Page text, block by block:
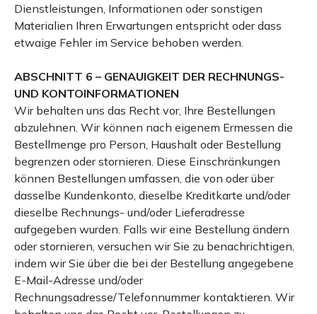
Dienstleistungen, Informationen oder sonstigen
Materialien Ihren Erwartungen entspricht oder dass
etwaige Fehler im Service behoben werden.
ABSCHNITT 6 – GENAUIGKEIT DER RECHNUNGS-
UND KONTOINFORMATIONEN
Wir behalten uns das Recht vor, Ihre Bestellungen
abzulehnen. Wir können nach eigenem Ermessen die
Bestellmenge pro Person, Haushalt oder Bestellung
begrenzen oder stornieren. Diese Einschränkungen
können Bestellungen umfassen, die von oder über
dasselbe Kundenkonto, dieselbe Kreditkarte und/oder
dieselbe Rechnungs- und/oder Lieferadresse
aufgegeben wurden. Falls wir eine Bestellung ändern
oder stornieren, versuchen wir Sie zu benachrichtigen,
indem wir Sie über die bei der Bestellung angegebene
E-Mail-Adresse und/oder
Rechnungsadresse/Telefonnummer kontaktieren. Wir